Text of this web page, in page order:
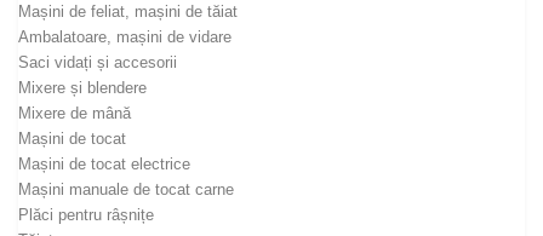
Mașini de feliat, mașini de tăiat
Ambalatoare, mașini de vidare
Saci vidați și accesorii
Mixere și blendere
Mixere de mână
Mașini de tocat
Mașini de tocat electrice
Mașini manuale de tocat carne
Plăci pentru râșnițe